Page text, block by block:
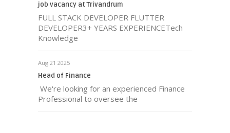
job vacancy at Trivandrum
FULL STACK DEVELOPER FLUTTER
DEVELOPER3+ YEARS EXPERIENCETech
Knowledge
Aug 21 2025
Head of Finance
We're looking for an experienced Finance
Professional to oversee the